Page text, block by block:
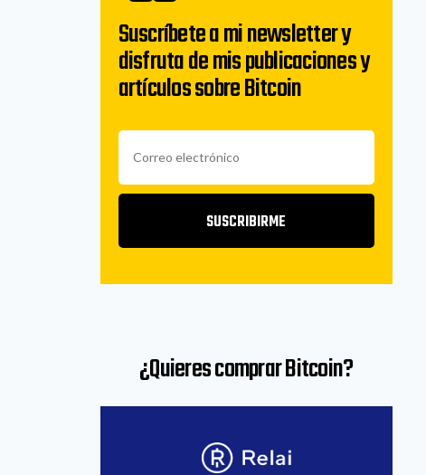
Suscríbete a mi newsletter y
disfruta de mis publicaciones y
artículos sobre Bitcoin
SUSCRIBIRME
¿Quieres comprar Bitcoin?